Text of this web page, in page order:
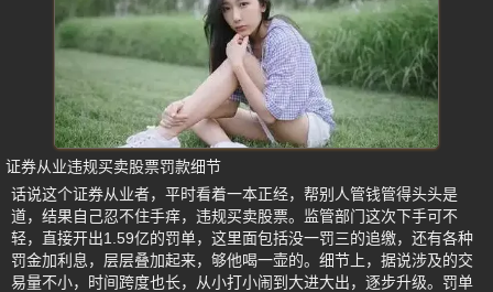
证券从业违规买卖股票罚款细节
话说这个证券从业者，平时看着一本正经，帮别人管钱管得头头是
道，结果自己忍不住手痒，违规买卖股票。监管部门这次下手可不
轻，直接开出1.59亿的罚单，这里面包括没一罚三的追缴，还有各种
罚金加利息，层层叠加起来，够他喝一壶的。细节上，据说涉及的交
易量不小，时间跨度也长，从小打小闹到大进大出，逐步升级。罚单